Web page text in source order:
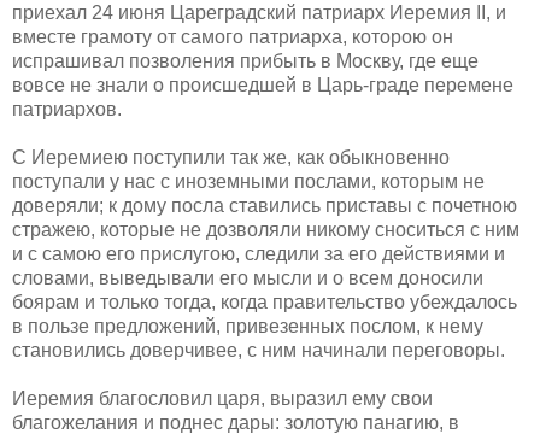
приехал 24 июня Цареградский патриарх Иеремия II, и
вместе грамоту от самого патриарха, которою он
испрашивал позволения прибыть в Москву, где еще
вовсе не знали о происшедшей в Царь-граде перемене
патриархов.
С Иеремиею поступили так же, как обыкновенно
поступали у нас с иноземными послами, которым не
доверяли; к дому посла ставились приставы с почетною
стражею, которые не дозволяли никому сноситься с ним
и с самою его прислугою, следили за его действиями и
словами, выведывали его мысли и о всем доносили
боярам и только тогда, когда правительство убеждалось
в пользе предложений, привезенных послом, к нему
становились доверчивее, с ним начинали переговоры.
Иеремия благословил царя, выразил ему свои
благожелания и поднес дары: золотую панагию, в